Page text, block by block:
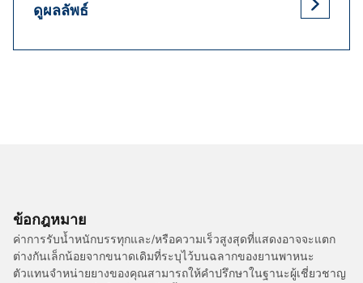
ดูผลลัพธ์
ข้อกฎหมาย
ค่าการรับน้ำหนักบรรทุกและ/หรือความเร็วสูงสุดที่แสดงอาจจะแตก
ต่างกันเล็กน้อยจากขนาดเดิมที่ระบุไว้บนฉลากของยานพาหนะ
ตัวแทนจำหน่ายยางของคุณสามารถให้คำปรึกษาในฐานะผู้เชี่ยวชาญ